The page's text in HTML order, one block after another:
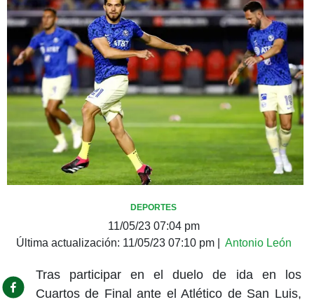
DEPORTES
11/05/23 07:04 pm
Última actualización: 11/05/23 07:10 pm| Antonio León
Tras participar en el duelo de ida en los
Cuartos de Final ante el Atlético de San Luis,